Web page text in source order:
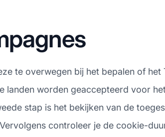
te overwegen bij het bepalen of het
worden geaccepteerd voor
stap is het bekijken van de
controleer je de cookie-